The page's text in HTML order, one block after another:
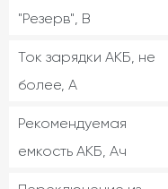
"Резерв", В
Ток зарядки АКБ, не
более, А
Рекомендуемая
емкость АКБ, Ач